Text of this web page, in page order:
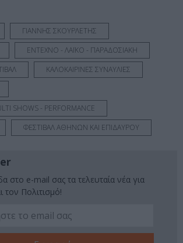
ΓΙΑΝΝΗΣ ΣΚΟΥΡΛΕΤΗΣ
ΕΝΤΕΧΝΟ - ΛΑΪΚΟ - ΠΑΡΑΔΟΣΙΑΚΗ
ΚΑΛΟΚΑΙΡΙΝΕΣ ΣΥΝΑΥΛΙΕΣ
SHOWS - PERFORMANCE
ΦΕΣΤΙΒΑΛ ΑΘΗΝΩΝ ΚΑΙ ΕΠΙΔΑΥΡΟΥ
στο e-mail σας τα τελευταία νέα για
τον Πολιτισμό!